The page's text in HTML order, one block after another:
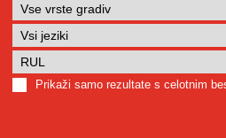
Prikaži samo rezultate s celotnim